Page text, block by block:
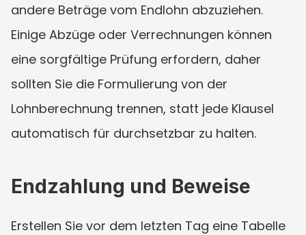
andere Beträge vom Endlohn abzuziehen.
Einige Abzüge oder Verrechnungen können
eine sorgfältige Prüfung erfordern, daher
sollten Sie die Formulierung von der
Lohnberechnung trennen, statt jede Klausel
automatisch für durchsetzbar zu halten.
Endzahlung und Beweise
Erstellen Sie vor dem letzten Tag eine Tabelle